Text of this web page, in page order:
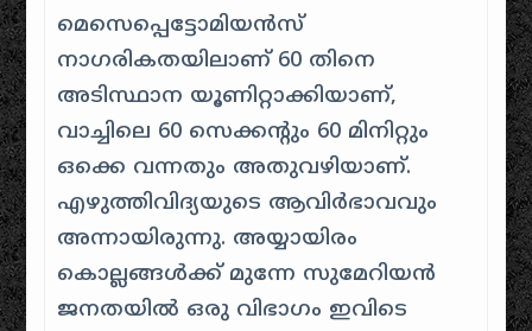
മെസെപ്പെട്ടോമിയൻസ്
നാഗരികതയിലാണ് 60 തിനെ
അടിസ്ഥാന യൂണിറ്റാക്കിയാണ്,
വാച്ചിലെ 60 സെക്കന്റും 60 മിനിറ്റും
ഒക്കെ വന്നതും അതുവഴിയാണ്.
എഴുത്തിവിദ്യയുടെ ആവിർഭാവവും
അന്നായിരുന്നു. അയ്യായിരം
കൊല്ലങ്ങൾക്ക് മുന്നേ സുമേറിയൻ
ജനതയിൽ ഒരു വിഭാഗം ഇവിടെ